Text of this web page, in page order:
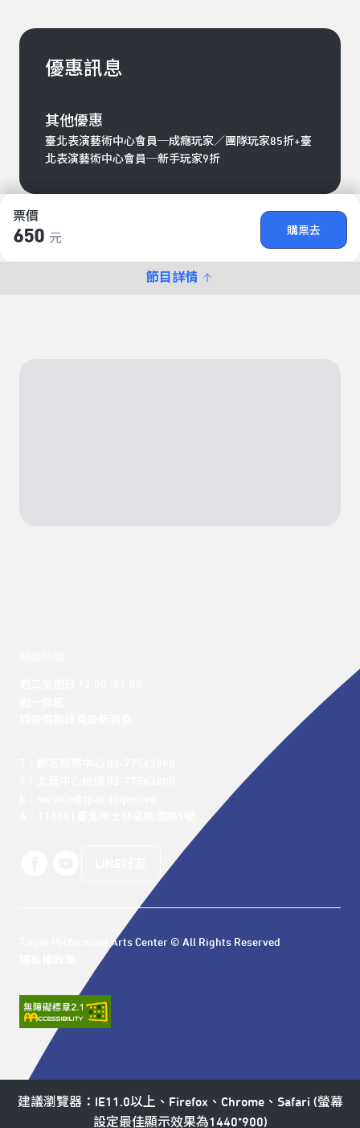
票價
650 元
購票去
節目詳情
優惠訊息
其他優惠
臺北表演藝術中心會員─成癮玩家／團隊玩家85折+臺
北表演藝術中心會員─新手玩家9折
Taipei Performing Arts Center © All Rights Reserved
建議瀏覽器：IE11.0以上、Firefox、Chrome、Safari (螢幕
設定最佳顯示效果為1440*900)